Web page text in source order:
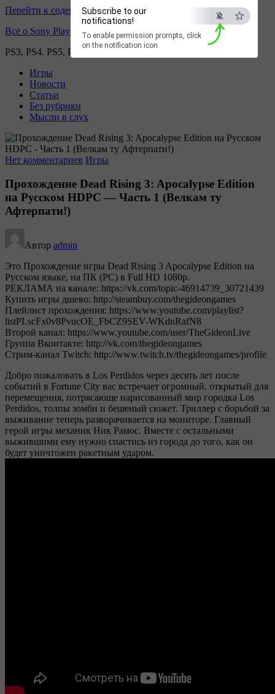
Subscribe to our
notifications!
To enable permission prompts, click
on the notification icon
Перейти к содержимому
Всё о Sony Playstation
PS3, PS4. PS5, PS games
Игры
Новости
Статьи
Без рубрики
Мысли в слух
Нет комментариев Игры
Прохождение Dead Rising 3: Apocalypse Edition
на Русском HDPC — Часть 1 (Велкам ту
Афтерпати!)
Автор admin
Это Прохождение игры Dead Rising 3 Apocalypse Edition на
Русском языке, на ПК (PC) в Full HD 1080p.
РЕКЛАМА на канале: https://vk.com/topic-46914739_30721439
Купить игры дшево: http://steambuy.com/thegideongames
Плейлист прохождения: https://www.youtube.com/playlist?
listPLscFx0v8PvucOE_FbCZ9SEV-WKdnRafN8
Второй канал: https://www.youtube.com/user/TheGideonLive
Группа Вконтакте: http://vk.com/thegideongames
Стрим-канал Twitch: http://www.twitch.tv/thegideongames/profile
Добро пожаловать в Los Perdidos через десять лет после
событий в Fortune City вас встречает огромный, открытый для
перемещения, потрясающе нарисованный мир городка Los
Perdidos, толпы зомби и бешеный сюжет. Триллер с борьбой за
выживание теперь разворачивается на мониторе. Главный
герой игры механик Ник Рамос. Вместе с остальными
выжившими ему нужно спастись из города до того, как он
будет уничтожен ракетным ударом.